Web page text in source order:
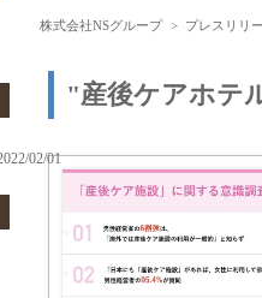
株式会社NSグループ > プレスリリ
"産後ケアホテ
02/01